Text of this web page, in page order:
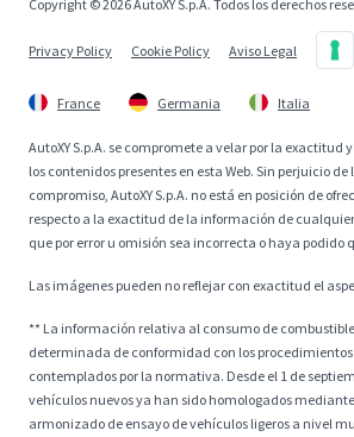
Copyright © 2026 AutoXY S.p.A. Todos los derechos
Privacy Policy Cookie Policy Aviso Legal
France Germania Italia
AutoXY S.p.A. se compromete a velar por la
los contenidos presentes en esta Web. Sin perjuicio
compromiso, AutoXY S.p.A. no está en posición de
respecto a la exactitud de la información de
que por error u omisión sea incorrecta o haya
Las imágenes pueden no reflejar con exactitud el
** La información relativa al consumo de
determinada de conformidad con los
contemplados por la normativa. Desde el 1 de
vehículos nuevos ya han sido homologados
armonizado de ensayo de vehículos ligeros a nivel